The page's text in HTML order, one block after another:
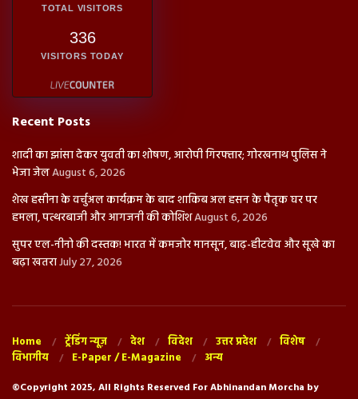
TOTAL VISITORS
336
VISITORS TODAY
Recent Posts
शादी का झांसा देकर युवती का शोषण, आरोपी गिरफ्तार; गोरखनाथ पुलिस ने
भेजा जेलAugust 6, 2026
शेख हसीना के वर्चुअल कार्यक्रम के बाद शाकिब अल हसन के पैतृक घर पर
हमला, पत्थरबाजी और आगजनी की कोशिशAugust 6, 2026
सुपर एल-नीनो की दस्तक! भारत में कमजोर मानसून, बाढ़-हीटवेव और सूखे का
बढ़ा खतराJuly 27, 2026
Home ट्रेंडिंग न्यूज़ देश विदेश उत्तर प्रदेश
विशेष
विभागीय
E-Paper / E-Magazine अन्य
©Copyright 2025, All Rights Reserved For Abhinandan Morcha by